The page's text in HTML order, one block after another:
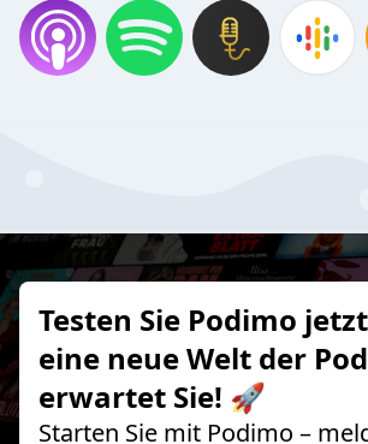
Testen Sie Podimo
eine neue Welt der
erwartet Sie! 🚀
Starten Sie mit Podimo –